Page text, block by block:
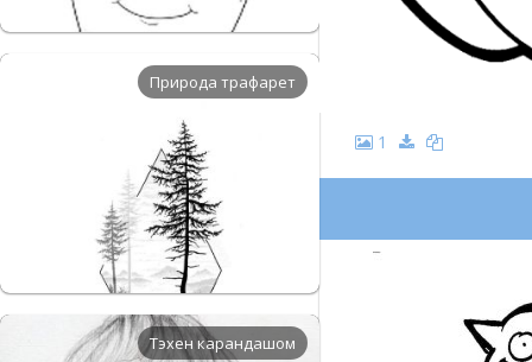
Природа трафарет
Тэхен карандашом
1